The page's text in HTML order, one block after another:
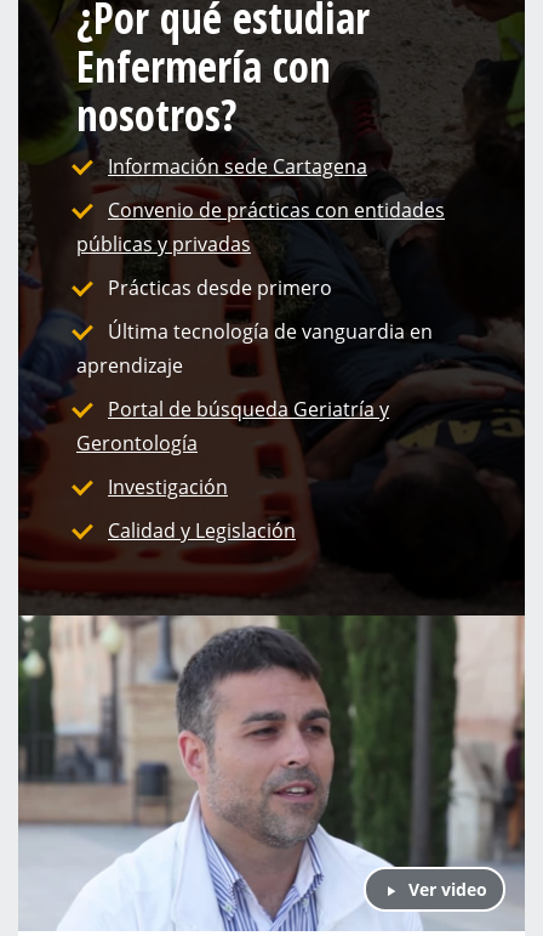
¿Por qué estudiar
Enfermería con
nosotros?
Información sede Cartagena
Convenio de prácticas con entidades
públicas y privadas
Prácticas desde primero
Última tecnología de vanguardia en
aprendizaje
Portal de búsqueda Geriatría y
Gerontología
Investigación
Calidad y Legislación
Ver video